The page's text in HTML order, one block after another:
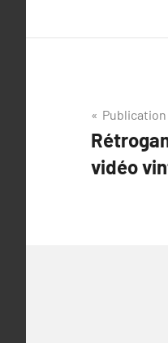
de
l’article
vidéo